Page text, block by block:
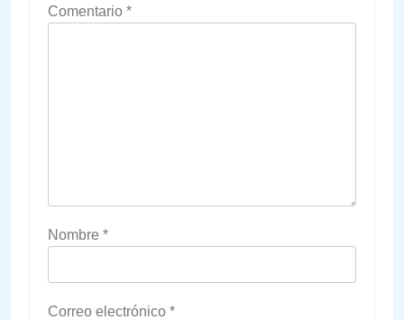
Comentario *
Nombre *
Correo electrónico *